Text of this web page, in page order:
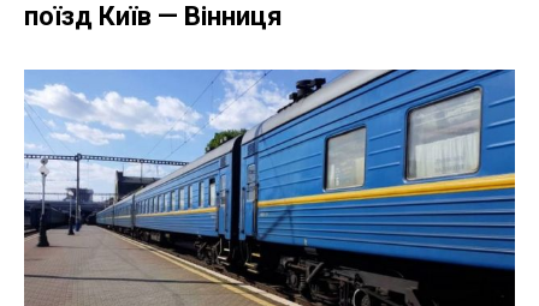
поїзд Київ — Вінниця